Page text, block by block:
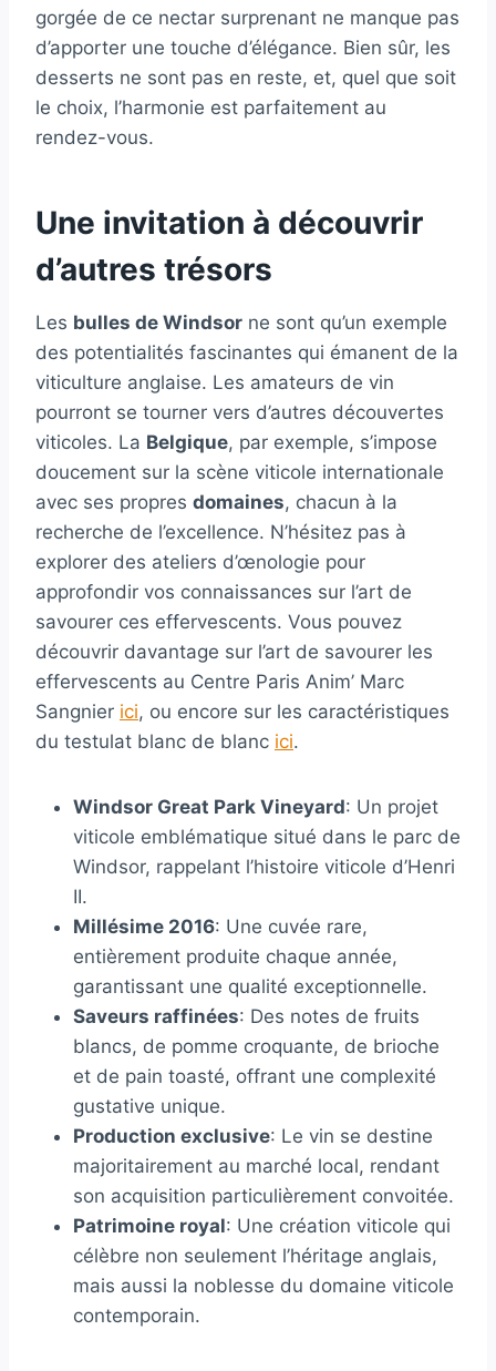
gorgée de ce nectar surprenant ne manque pas
d’apporter une touche d’élégance. Bien sûr, les
desserts ne sont pas en reste, et, quel que soit
le choix, l’harmonie est parfaitement au
rendez-vous.
Une invitation à découvrir
d’autres trésors
Les bulles de Windsor ne sont qu’un exemple
des potentialités fascinantes qui émanent de la
viticulture anglaise. Les amateurs de vin
pourront se tourner vers d’autres découvertes
viticoles. La Belgique, par exemple, s’impose
doucement sur la scène viticole internationale
avec ses propres domaines, chacun à la
recherche de l’excellence. N’hésitez pas à
explorer des ateliers d’œnologie pour
approfondir vos connaissances sur l’art de
savourer ces effervescents. Vous pouvez
découvrir davantage sur l’art de savourer les
effervescents au Centre Paris Anim’ Marc
Sangnier ici, ou encore sur les caractéristiques
du testulat blanc de blanc ici.
Windsor Great Park Vineyard: Un projet
viticole emblématique situé dans le parc de
Windsor, rappelant l’histoire viticole d’Henri
II.
Millésime 2016: Une cuvée rare,
entièrement produite chaque année,
garantissant une qualité exceptionnelle.
Saveurs raffinées: Des notes de fruits
blancs, de pomme croquante, de brioche
et de pain toasté, offrant une complexité
gustative unique.
Production exclusive: Le vin se destine
majoritairement au marché local, rendant
son acquisition particulièrement convoitée.
Patrimoine royal: Une création viticole qui
célèbre non seulement l’héritage anglais,
mais aussi la noblesse du domaine viticole
contemporain.